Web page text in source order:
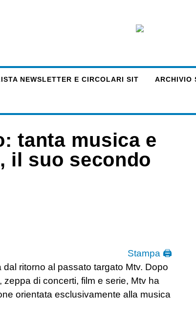
NEWSLETTER E CIRCOLARI SIT ARCHIVIO
tanta musica e
il suo secondo
Stampa 🖨
ritorno al passato targato Mtv. Dopo
zeppa di concerti, film e serie, Mtv ha
orientata esclusivamente alla musica